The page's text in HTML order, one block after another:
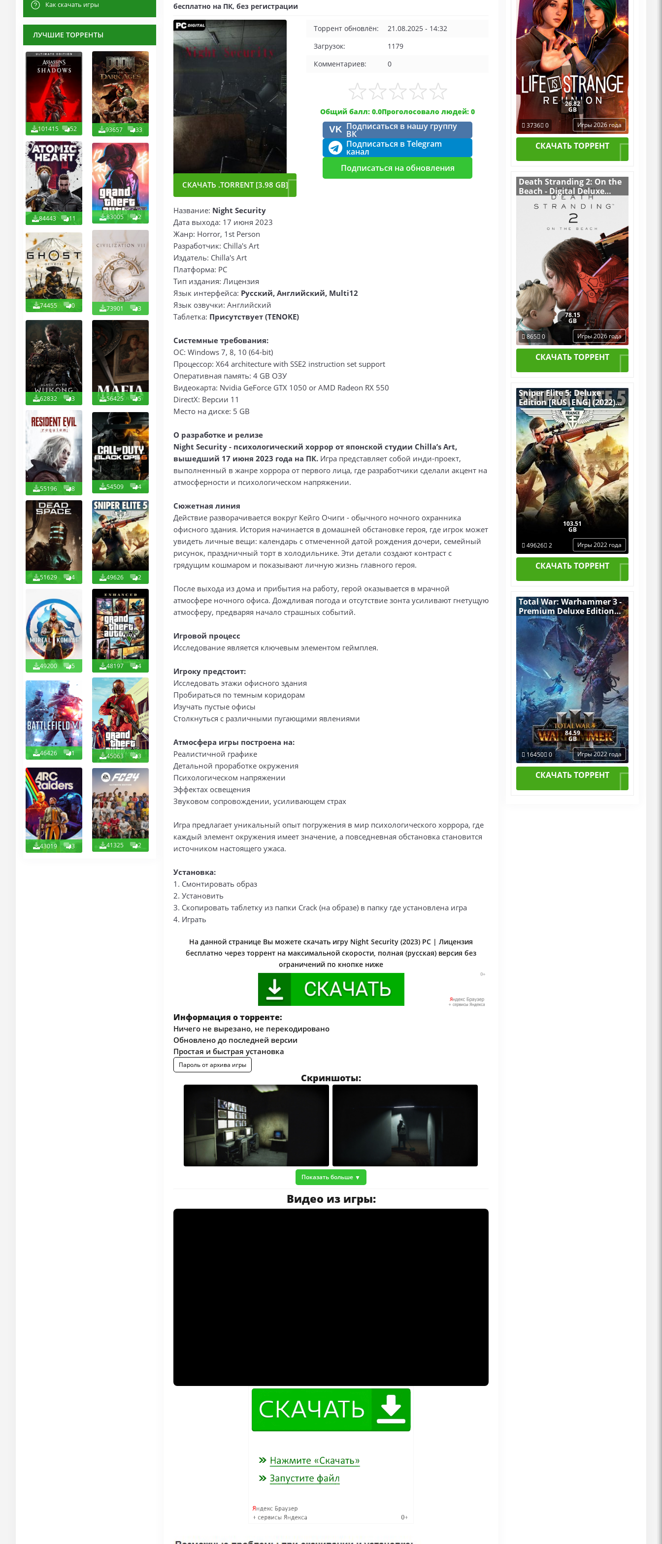
Как скачать игры
ЛУЧШИЕ ТОРРЕНТЫ
101415 52 93657 33
84443 11 83005 2
74455 0 73901 3
62832 3 56425 5
55196 8 54509 4
51629 4 49626 2
49200 5 48197 4
46426 1 45063 3
43019 3 41325 2
бесплатно на ПК, без регистрации
СКАЧАТЬ .TORRENT [3.98 GB]
Торрент обновлён:
21.08.2025 - 14:32
Загрузок:
1179
Комментариев:
0
Общий балл: 0.0Проголосовало людей: 0
VK Подписаться в нашу группу
ВК
Подписаться в Telegram
канал
Подписаться на обновления
Название: Night Security
Дата выхода: 17 июня 2023
Жанр: Horror, 1st Person
Разработчик: Chilla's Art
Издатель: Chilla's Art
Платформа: PC
Тип издания: Лицензия
Язык интерфейса: Русский, Английский, Multi12
Язык озвучки: Английский
Таблетка: Присутствует (TENOKE)
Системные требования:
ОС: Windows 7, 8, 10 (64-bit)
Процессор: X64 architecture with SSE2 instruction set support
Оперативная память: 4 GB ОЗУ
Видеокарта: Nvidia GeForce GTX 1050 or AMD Radeon RX 550
DirectX: Версии 11
Место на диске: 5 GB
О разработке и релизе
Night Security - психологический хоррор от японской студии Chilla’s Art,
вышедший 17 июня 2023 года на ПК. Игра представляет собой инди-проект,
выполненный в жанре хоррора от первого лица, где разработчики сделали акцент на
атмосферности и психологическом напряжении.
Сюжетная линия
Действие разворачивается вокруг Кейго Очиги - обычного ночного охранника
офисного здания. История начинается в домашней обстановке героя, где игрок может
увидеть личные вещи: календарь с отмеченной датой рождения дочери, семейный
рисунок, праздничный торт в холодильнике. Эти детали создают контраст с
грядущим кошмаром и показывают личную жизнь главного героя.
После выхода из дома и прибытия на работу, герой оказывается в мрачной
атмосфере ночного офиса. Дождливая погода и отсутствие зонта усиливают гнетущую
атмосферу, предваряя начало страшных событий.
Игровой процесс
Исследование является ключевым элементом геймплея.
Игроку предстоит:
Исследовать этажи офисного здания
Пробираться по темным коридорам
Изучать пустые офисы
Столкнуться с различными пугающими явлениями
Атмосфера игры построена на:
Реалистичной графике
Детальной проработке окружения
Психологическом напряжении
Эффектах освещения
Звуковом сопровождении, усиливающем страх
Игра предлагает уникальный опыт погружения в мир психологического хоррора, где
каждый элемент окружения имеет значение, а повседневная обстановка становится
источником настоящего ужаса.
Установка:
1. Смонтировать образ
2. Установить
3. Скопировать таблетку из папки Crack (на образе) в папку где установлена игра
4. Играть
На данной странице Вы можете скачать игру Night Security (2023) PC | Лицензия
бесплатно через торрент на максимальной скорости, полная (русская) версия без
ограничений по кнопке ниже
Информация о торренте:
Ничего не вырезано, не перекодировано
Обновлено до последней версии
Простая и быстрая установка
Пароль от архива игры
Скриншоты:
Показать больше
Видео из игры:
Пиратка Portable + All
DLCs
26.82
GB
3736 0 Игры 2026 года
СКАЧАТЬ ТОРРЕНТ
Death Stranding 2: On the
Beach - Digital Deluxe
Edition v.1.0.48.0
[RUS|ENG] (2026) PC
RePack от FitGirl + 2 DLC
78.15
GB
865
0 Игры 2026 года
СКАЧАТЬ ТОРРЕНТ
Sniper Elite 5: Deluxe
Edition [RUS|ENG] (2022)
PC RePack by R.G.
Механики со всеми
Дополнениями
103.51
GB
49626 2 Игры 2022 года
СКАЧАТЬ ТОРРЕНТ
Total War: Warhammer 3 -
Premium Deluxe Edition
v.Build 22413659
[RUS|ENG] (2022) PC
Пиратка Portable + All
DLCs
84.59
GB
16450 0 Игры 2022 года
СКАЧАТЬ ТОРРЕНТ